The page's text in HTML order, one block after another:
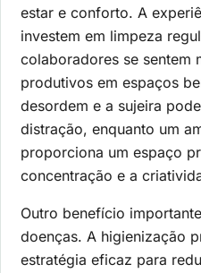
estar e conforto. A
investem em limpeza
colaboradores se sentem
produtivos em espaços
desordem e a sujeira
distração, enquanto um
proporciona um espaço
concentração e a
Outro benefício
doenças. A higienização
estratégia eficaz para